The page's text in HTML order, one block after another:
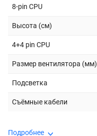
8-pin CPU
Высота (см)
4+4 pin CPU
Размер вентилятора (мм)
Подсветка
Съёмные кабели
Подробнее